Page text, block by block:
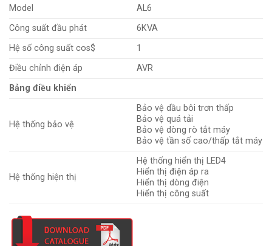
Model
AL6
Công suất đầu phát
6KVA
Hệ số công suất cos$
1
Điều chỉnh điện áp
AVR
Bảng điều khiển
Hệ thống bảo vệ
Bảo vệ dầu bôi trơn thấp
Bảo vệ quá tải
Bảo vệ dòng rò tắt máy
Bảo vệ tần số cao/thấp tắt máy
Hệ thống hiện thị
Hệ thống hiển thị LED4
Hiển thị điện áp ra
Hiển thị dòng điện
Hiển thị công suất